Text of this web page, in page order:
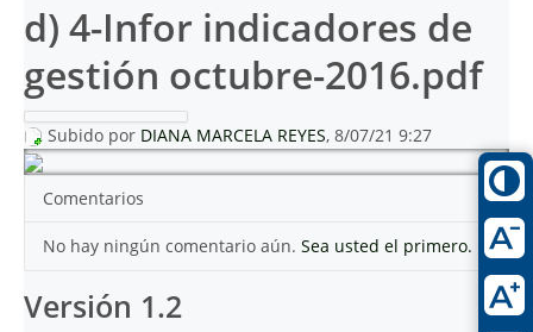
d) 4-Infor indicadores de
gestión octubre-2016.pdf
Subido por DIANA MARCELA REYES, 8/07/21 9:27
Comentarios
No hay ningún comentario aún. Sea usted el primero.
Versión 1.2